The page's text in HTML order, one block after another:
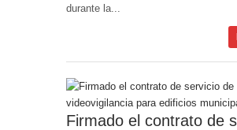
durante la...
Firmado el contrato de